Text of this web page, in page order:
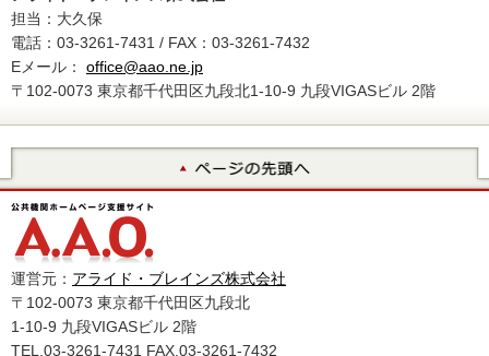
担当：大久保
電話：03-3261-7431 / FAX：03-3261-7432
Eメール： office@aao.ne.jp
〒102-0073 東京都千代田区九段北1-10-9 九段VIGASビル 2階
運営元： アライド・ブレインズ株式会社
〒102-0073 東京都千代田区九段北
1-10-9 九段VIGASビル 2階
TEL.03-3261-7431 FAX.03-3261-7432